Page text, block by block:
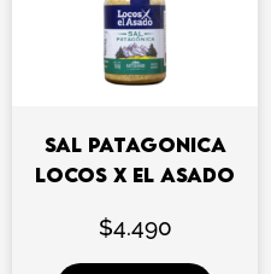
SAL PATAGONICA
LOCOS X EL ASADO
$4.490